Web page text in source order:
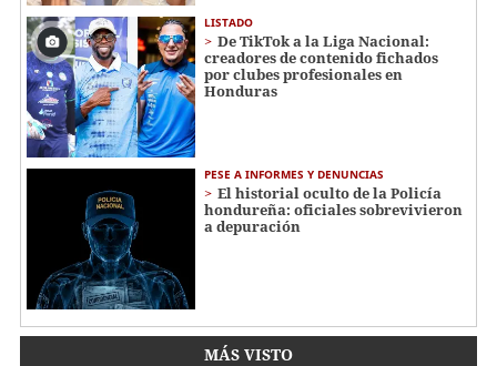
LISTADO
De TikTok a la Liga Nacional:
creadores de contenido fichados
por clubes profesionales en
Honduras
PESE A INFORMES Y DENUNCIAS
El historial oculto de la Policía
hondureña: oficiales sobrevivieron
a depuración
MÁS VISTO